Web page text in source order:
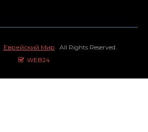
Еврейский Мир All Rights Reserved.
WEB24